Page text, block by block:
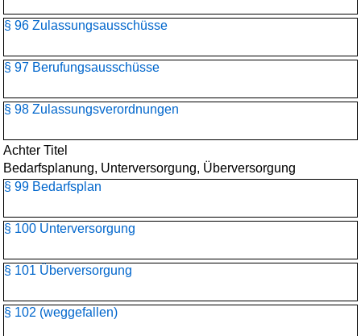
§ 96 Zulassungsausschüsse
§ 97 Berufungsausschüsse
§ 98 Zulassungsverordnungen
Achter Titel
Bedarfsplanung, Unterversorgung, Überversorgung
§ 99 Bedarfsplan
§ 100 Unterversorgung
§ 101 Überversorgung
§ 102 (weggefallen)